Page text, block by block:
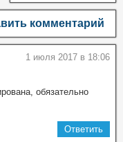
комментарий
1 июля 2017 в 18:06
обязательно
Ответить